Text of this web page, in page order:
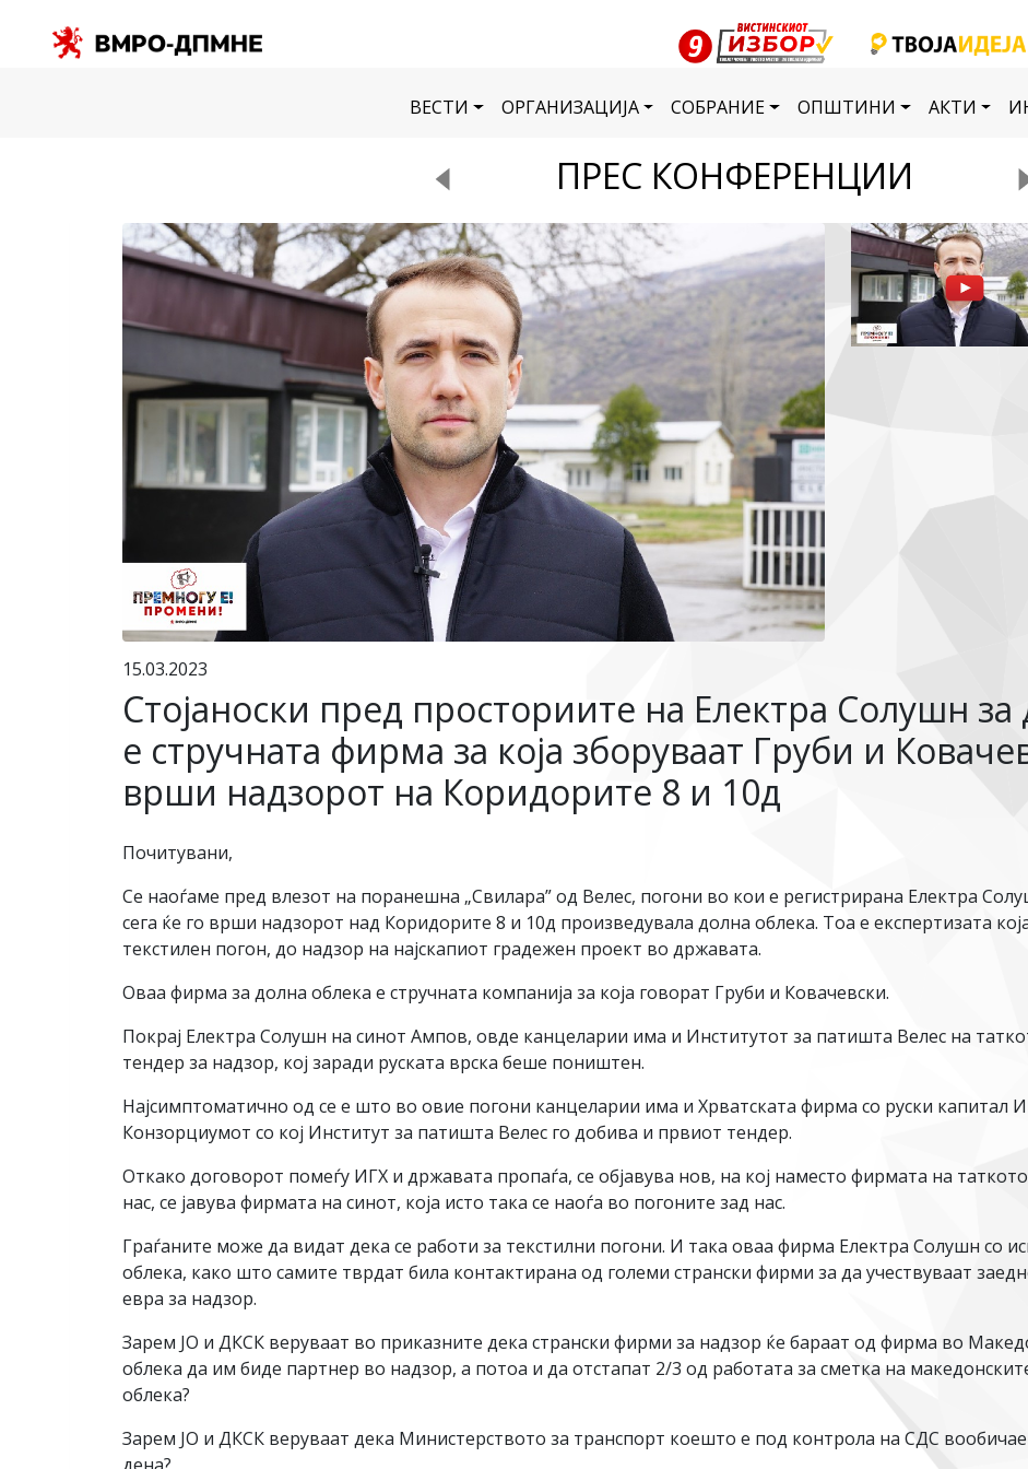
ВЕСТИ ОРГАНИЗАЦИЈА СОБРАНИЕ ОПШТИНИ АКТИ
ПРЕС КОНФЕРЕНЦИИ
15.03.2023
Стојаноски пред просториите на Електра Солушн
е стручната фирма за која зборуваат Груби и
врши надзорот на Коридорите 8 и 10д
Почитувани,
Се наоѓаме пред влезот на поранешна „Свилара” од Велес, погони во кои е регистрирана Електра
сега ќе го врши надзорот над Коридорите 8 и 10д произведувала долна облека. Тоа е експертизата
текстилен погон, до надзор на најскапиот градежен проект во државата.
Оваа фирма за долна облека е стручната компанија за која говорат Груби и Ковачевски.
Покрај Електра Солушн на синот Ампов, овде канцеларии има и Институтот за патишта Велес на
тендер за надзор, кој заради руската врска беше поништен.
Најсимптоматично од се е што во овие погони канцеларии има и Хрватската фирма со руски капитал
Конзорциумот со кој Институт за патишта Велес го добива и првиот тендер.
Откако договорот помеѓу ИГХ и државата пропаѓа, се објавува нов, на кој наместо фирмата на
нас, се јавува фирмата на синот, која исто така се наоѓа во погоните зад нас.
Граѓаните може да видат дека се работи за текстилни погони. И така оваа фирма Електра Солушн со
облека, како што самите тврдат била контактирана од големи странски фирми за да учествуваат
евра за надзор.
Зарем ЈО и ДКСК веруваат во приказните дека странски фирми за надзор ќе бараат од фирма во
облека да им биде партнер во надзор, а потоа и да отстапат 2/3 од работата за сметка на
облека?
Зарем ЈО и ДКСК веруваат дека Министерството за транспорт коешто е под контрола на СДС